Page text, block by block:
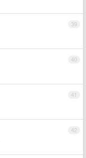
39
40
41
42